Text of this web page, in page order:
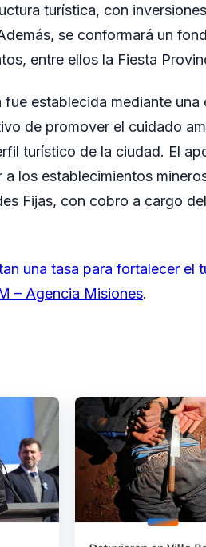
turística, con
se conformará un
entre ellos la Fiesta
fue establecida mediante
de promover el cuidado
turístico de la ciudad. El
a los establecimientos
Fijas, con cobro a cargo
una tasa para fortalecer el
– Agencia Misiones.